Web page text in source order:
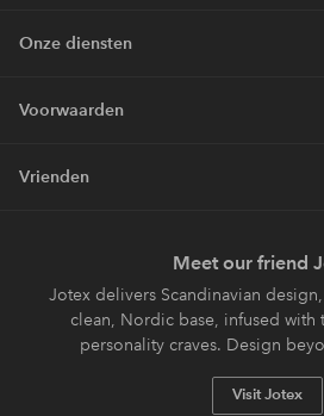
Onze diensten
Voorwaarden
Vrienden
Meet our friend
Jotex delivers Scandinavian
clean, Nordic base, infused with
personality craves. Design
Visit Jotex